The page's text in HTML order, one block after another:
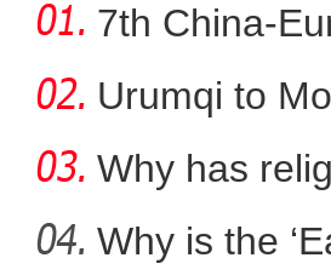
7th China-
Urumqi to
Why has
rootless g
Why is the